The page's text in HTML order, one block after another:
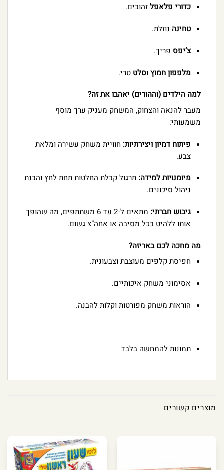
כדורי פלאפלזהובים.
טחינה נוזלת.
צ’יפספריך.
מלפפון חמוץוסלט טרי.
למה הילדים (וההורים) יאהבו את זה?
מעבר להנאה והצחוק, המשחק מעניק ערך מוסף
משמעותי:
פיתוח דמיון ויצירתיות: חוויית משחק עשירה ומלאת
צבע.
מיומנויות למידה: תרגול קבלת החלטות תחת לחץ והבנת
ניהול סיכונים.
גיבוש חברתי:
מתאים ל-2 עד 6 משתתפים, מה שהופך
אותו ללהיט בכל מסיבה או אחה”צ גשום.
מה מחכה לכם באריזה?
חפיסת קלפים מעוצבת וצבעונית.
אסימוני משחק איכותיים.
הוראות משחק מפורטות וקלות להבנה.
תמונות להמחשה בלבד
מוצרים קשורים